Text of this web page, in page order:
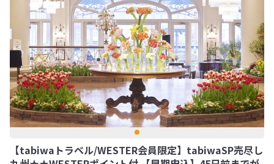
【tabiwaトラベル/WESTER会員限定】tabiwaSP売尽し